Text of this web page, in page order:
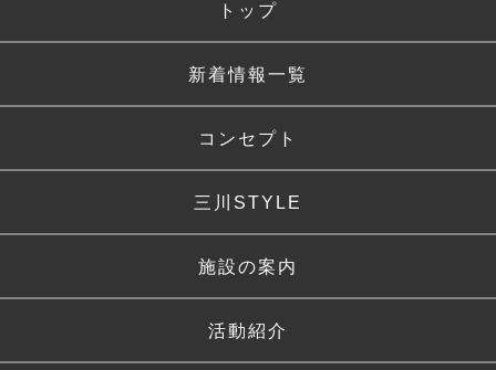
トップ
新着情報一覧
コンセプト
三川STYLE
施設の案内
活動紹介